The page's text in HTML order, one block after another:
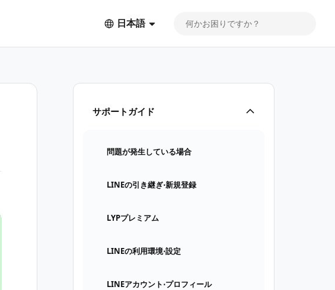
日本語
サポートガイド
問題が発生している場合
LINEの引き継ぎ⋅新規登録
LYPプレミアム
LINEの利用環境⋅設定
LINEアカウント⋅プロフィール